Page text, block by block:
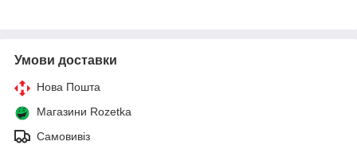
Умови доставки
Нова Пошта
Магазини Rozetka
Самовивіз